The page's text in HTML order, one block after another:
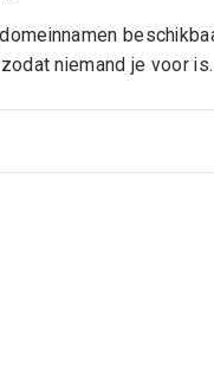
niemand je voor